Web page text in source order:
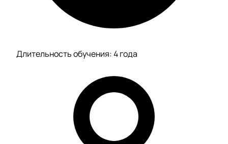
Длительность обучения: 4 года